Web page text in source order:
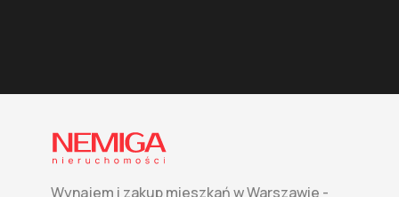
Wynajem i zakup mieszkań w Warszawie -